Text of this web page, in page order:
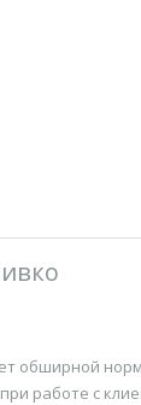
обширной
работе с